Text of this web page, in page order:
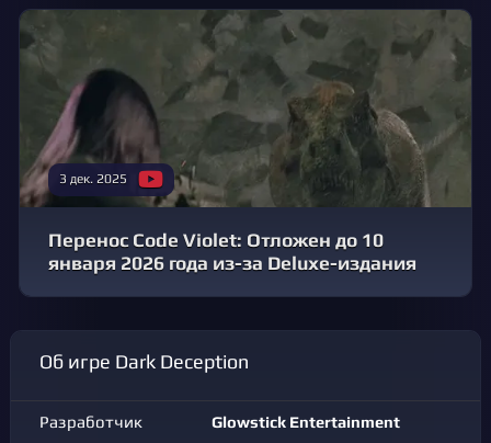
3 дек. 2025
Перенос Code Violet: Отложен до 10
января 2026 года из-за Deluxe-издания
Об игре Dark Deception
Разработчик Glowstick Entertainment